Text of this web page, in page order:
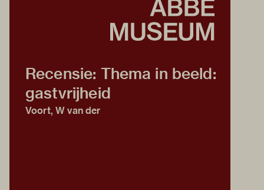
Recensie: Thema in beeld:
gastvrijheid
Voort, W van der